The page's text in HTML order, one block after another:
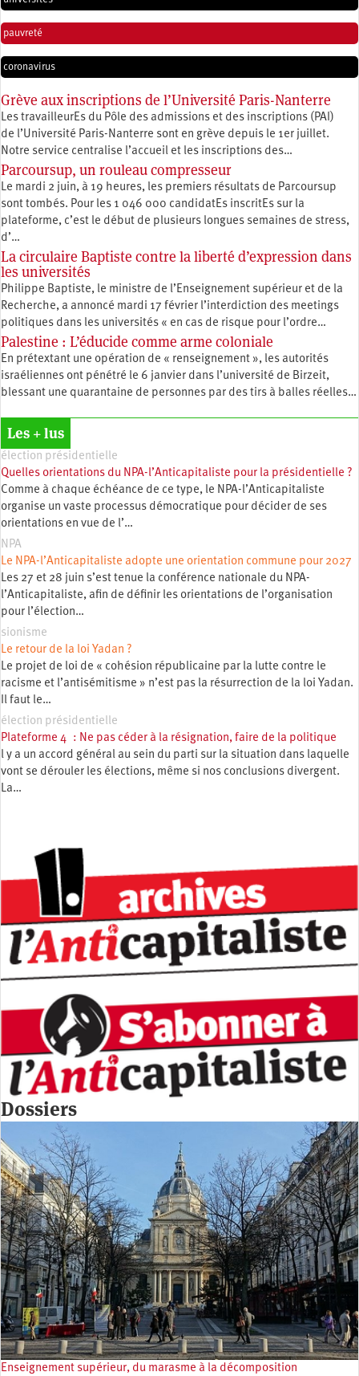
pauvreté
coronavirus
Grève aux inscriptions de l’Université Paris-Nanterre
Les travailleurEs du Pôle des admissions et des inscriptions (PAI)
de l’Université Paris-Nanterre sont en grève depuis le 1er juillet.
Notre service centralise l’accueil et les inscriptions des…
Parcoursup, un rouleau compresseur
Le mardi 2 juin, à 19 heures, les premiers résultats de Parcoursup
sont tombés. Pour les 1 046 000 candidatEs inscritEs sur la
plateforme, c’est le début de plusieurs longues semaines de stress,
d’…
La circulaire Baptiste contre la liberté d’expression dans
les universités
Philippe Baptiste, le ministre de l’Enseignement supérieur et de la
Recherche, a annoncé mardi 17 février l’interdiction des meetings
politiques dans les universités « en cas de risque pour l’ordre…
Palestine : L’éducide comme arme coloniale
En prétextant une opération de « renseignement », les autorités
israéliennes ont pénétré le 6 janvier dans l’université de Birzeit,
blessant une quarantaine de personnes par des tirs à balles réelles…
Les + lus
élection présidentielle
Quelles orientations du NPA-l’Anticapitaliste pour la présidentielle ?
Comme à chaque échéance de ce type, le NPA-l’Anticapitaliste
organise un vaste processus démocratique pour décider de ses
orientations en vue de l’…
NPA
Le NPA-l’Anticapitaliste adopte une orientation commune pour 2027
Les 27 et 28 juin s’est tenue la conférence nationale du NPA-
l’Anticapitaliste, afin de définir les orientations de l’organisation
pour l’élection…
sionisme
Le retour de la loi Yadan ?
Le projet de loi de « cohésion républicaine par la lutte contre le
racisme et l’antisémitisme » n’est pas la résurrection de la loi Yadan.
Il faut le…
élection présidentielle
Plateforme 4 : Ne pas céder à la résignation, faire de la politique
l y a un accord général au sein du parti sur la situation dans laquelle
vont se dérouler les élections, même si nos conclusions divergent.
La…
Dossiers
Enseignement supérieur, du marasme à la décomposition